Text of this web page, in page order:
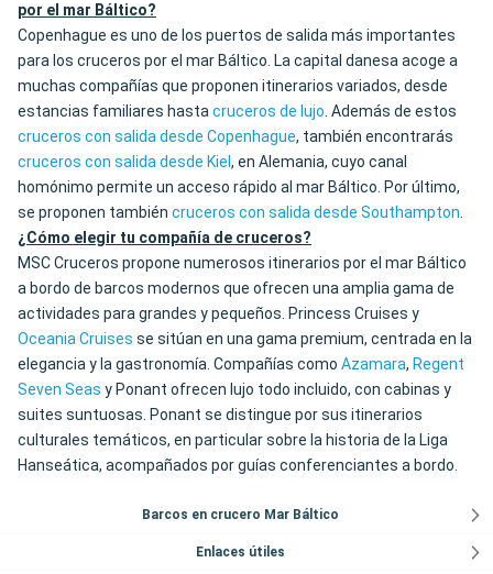
por el mar Báltico?
Copenhague es uno de los puertos de salida más importantes
para los cruceros por el mar Báltico. La capital danesa acoge a
muchas compañías que proponen itinerarios variados, desde
estancias familiares hastacruceros de lujo. Además de estos
cruceros con salida desde Copenhague, también encontrarás
cruceros con salida desde Kiel , en Alemania, cuyo canal
homónimo permite un acceso rápido al mar Báltico. Por último,
se proponen también cruceros con salida desde Southampton.
¿Cómo elegir tu compañía de cruceros?
MSC Cruceros propone numerosos itinerarios por el mar Báltico
a bordo de barcos modernos que ofrecen una amplia gama de
actividades para grandes y pequeños. Princess Cruises y
Oceania Cruises se sitúan en una gama premium, centrada en la
elegancia y la gastronomía. Compañías como Azamara, Regent
Seven Seas y Ponant ofrecen lujo todo incluido, con cabinas y
suites suntuosas. Ponant se distingue por sus itinerarios
culturales temáticos, en particular sobre la historia de la Liga
Hanseática, acompañados por guías conferenciantes a bordo.
Barcos en crucero Mar Báltico
Enlaces útiles